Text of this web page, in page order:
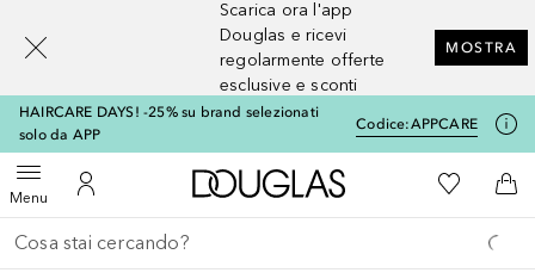
Scarica ora l'app
Douglas e ricevi
regolarmente offerte
esclusive e sconti
MOSTRA
HAIRCARE DAYS! -25% su brand selezionati
solo da APP
Codice:APPCARE
MenuApri menuAl Mio Account
A Douglas HomeAlla Mia
Al
Torna indietro
Esegui ricerca
[navigation.slideout.screenreader]